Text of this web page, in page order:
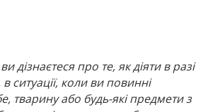
дізнаєтеся про те, як діяти в разі
в ситуації, коли ви повинні
тварину або будь-які предмети з